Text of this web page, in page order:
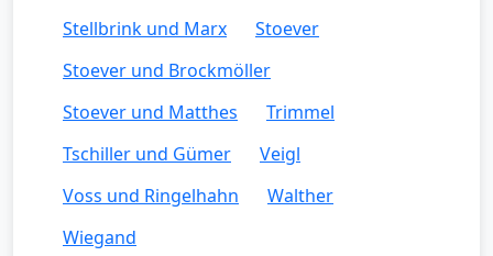
Stellbrink und Marx
Stoever
Stoever und Brockmöller
Stoever und Matthes
Trimmel
Tschiller und Gümer
Veigl
Voss und Ringelhahn
Walther
Wiegand